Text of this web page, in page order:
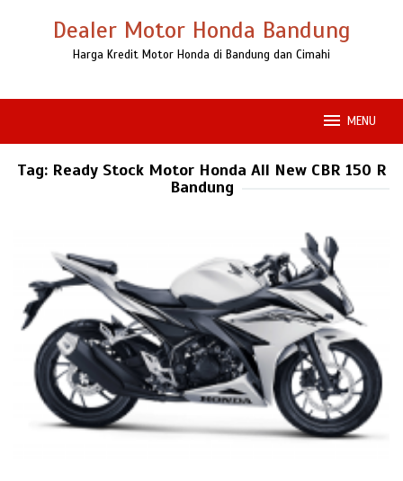
Dealer Motor Honda Bandung
Harga Kredit Motor Honda di Bandung dan Cimahi
MENU
Tag: Ready Stock Motor Honda All New CBR 150 R
Bandung